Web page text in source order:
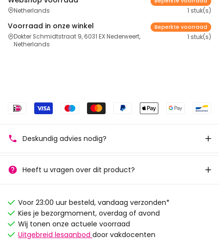
Netherlands 1 stuk(s)
Voorraad in onze winkel
Dokter Schmidtstraat 9, 6031 EX Nederweert,
Netherlands
Beperkte voorraad
1 stuk(s)
Deskundig advies nodig?
Heeft u vragen over dit product?
Voor 23:00 uur besteld, vandaag verzonden*
Kies je bezorgmoment, overdag of avond
Wij tonen onze actuele voorraad
Uitgebreid lesaanbod door vakdocenten